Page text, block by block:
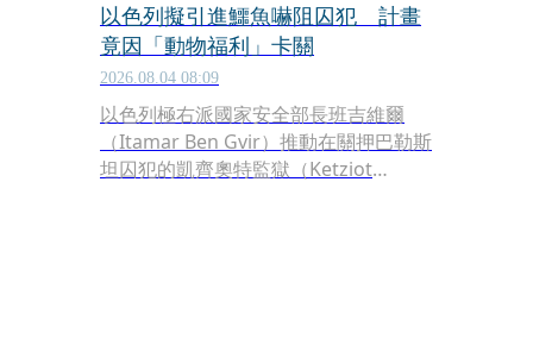
以色列擬引進鱷魚嚇阻囚犯 計畫
竟因「動物福利」卡關
2026.08.04 08:09
以色列極右派國家安全部長班吉維爾
（Itamar Ben Gvir）推動在關押巴勒斯
坦囚犯的凱齊奧特監獄（Ketziot